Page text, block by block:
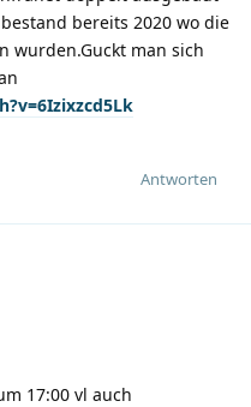
bereits 2020 wo die
wurden.Guckt man sich
Antworten
17:00 vl auch